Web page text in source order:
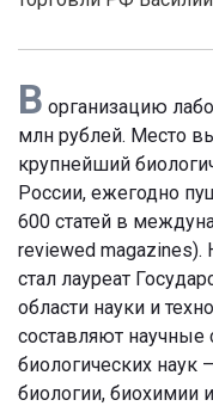
В организацию
млн рублей. Место
крупнейший
России, ежегодно
600 статей в
reviewed
стал лауреат
области науки и
составляют научные
биологических наук
биологии, биохимии